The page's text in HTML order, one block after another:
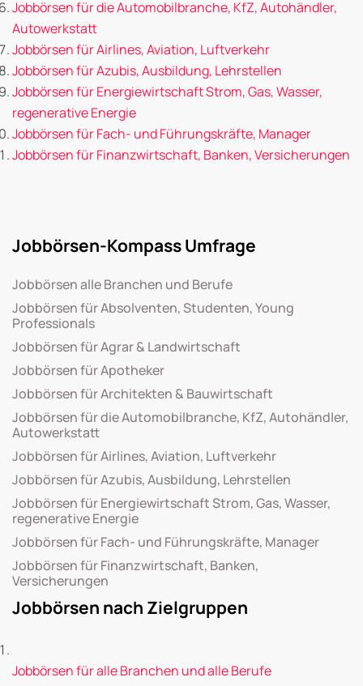
Jobbörsen für die Automobilbranche, KfZ, Autohändler,
Autowerkstatt
Jobbörsen für Airlines, Aviation, Luftverkehr
Jobbörsen für Azubis, Ausbildung, Lehrstellen
Jobbörsen für Energiewirtschaft Strom, Gas, Wasser,
regenerative Energie
Jobbörsen für Fach- und Führungskräfte, Manager
Jobbörsen für Finanzwirtschaft, Banken, Versicherungen
Jobbörsen-Kompass Umfrage
Jobbörsen alle Branchen und Berufe
Jobbörsen für Absolventen, Studenten, Young
Professionals
Jobbörsen für Agrar & Landwirtschaft
Jobbörsen für Apotheker
Jobbörsen für Architekten & Bauwirtschaft
Jobbörsen für die Automobilbranche, KfZ, Autohändler,
Autowerkstatt
Jobbörsen für Airlines, Aviation, Luftverkehr
Jobbörsen für Azubis, Ausbildung, Lehrstellen
Jobbörsen für Energiewirtschaft Strom, Gas, Wasser,
regenerative Energie
Jobbörsen für Fach- und Führungskräfte, Manager
Jobbörsen für Finanzwirtschaft, Banken,
Versicherungen
Jobbörsen nach Zielgruppen
Jobbörsen für alle Branchen und alle Berufe